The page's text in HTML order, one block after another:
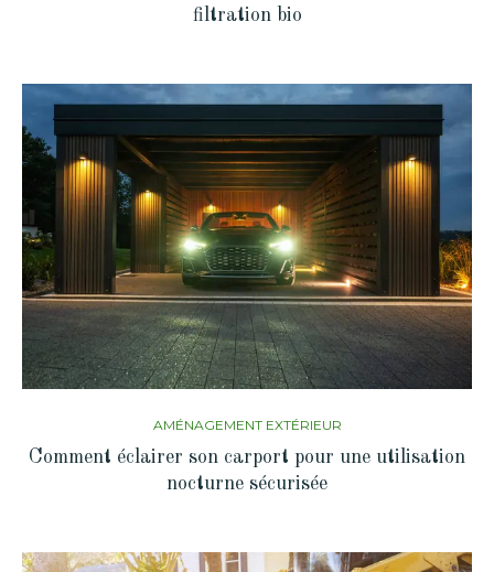
filtration bio
AMÉNAGEMENT EXTÉRIEUR
Comment éclairer son carport pour une utilisation
nocturne sécurisée